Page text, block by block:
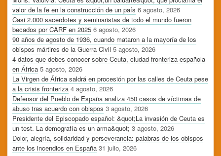
valor de la fe en la construcción de un país 6 agosto, 2026
Casi 2.000 sacerdotes y seminaristas de todo el mundo fueron
becados por CARF en 2025 6 agosto, 2026
90 años de agosto de 1936, cuando mataron a la mayoría de los
obispos mártires de la Guerra Civil 5 agosto, 2026
4 datos que debes conocer sobre Ceuta, ciudad fronteriza española
en África 5 agosto, 2026
La Virgen de África saldrá en procesión por las calles de Ceuta pese
a la crisis fronteriza 4 agosto, 2026
Defensor del Pueblo de España analiza 450 casos de víctimas de
abuso tras acuerdo con obispos 3 agosto, 2026
Presidente del Episcopado español: &quot;La invasión de Ceuta es
un test. La demografía es un arma&quot; 3 agosto, 2026
Dolor, alegría, solidaridad y perseverancia: palabras de los obispos
ante los incendios en España 31 julio, 2026